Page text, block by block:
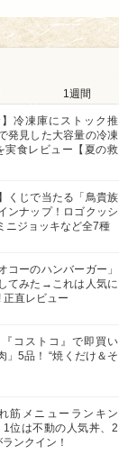
1週間
】冷凍庫にストック推
発見した大容量の冷凍
実食レビュー【夏の救
くじで当たる「鳥貴族
ンナップ！ロゴクッシ
ニジョッキなど全7種
コーのハンバーガー」
てみた→これは人気に
直レビュー
『コストコ』で即買い
」5品！ “焼くだけ＆そ
筋メニューランキン
1位は不動の人気丼、2
ンクイン！